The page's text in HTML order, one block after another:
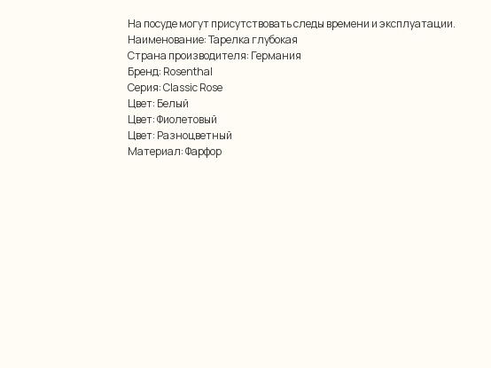
На посуде могут присутствовать следы времени и эксплуатации.
Наименование: Тарелка глубокая
Страна производителя: Германия
Бренд: Rosenthal
Серия: Classic Rose
Цвет: Белый
Цвет: Фиолетовый
Цвет: Разноцветный
Материал: Фарфор